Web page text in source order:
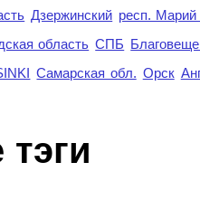
Дзержинский респ.
область СПБ
Самарская обл. Орск